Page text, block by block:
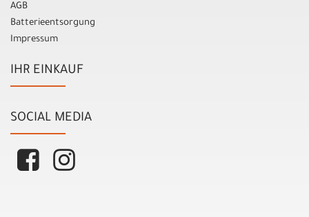
AGB
Batterieentsorgung
Impressum
IHR EINKAUF
SOCIAL MEDIA